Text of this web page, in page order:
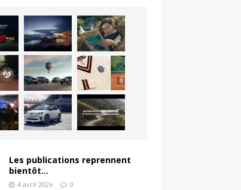
Les publications reprennent
bientôt…
4 avril 2026 0